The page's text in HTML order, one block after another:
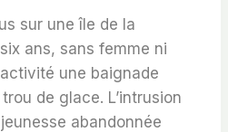
sur une île de la
ans, sans femme ni
une baignade
de glace. L’intrusion
jeunesse abandonnée